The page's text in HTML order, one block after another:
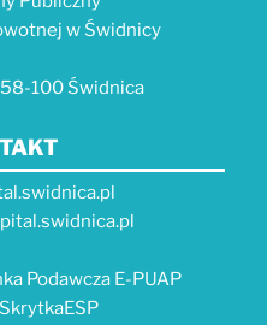
w Świdnicy
100 Świdnica
Podawcza E-PUAP